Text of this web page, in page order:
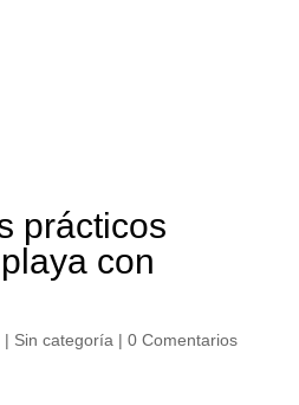
prácticos
con
| Sin categoría | 0 Comentarios